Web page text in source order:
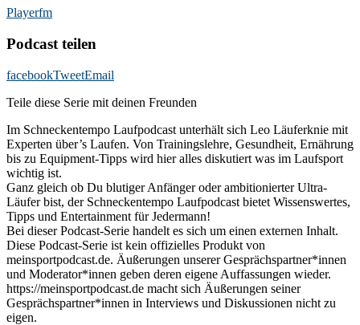
Playerfm
Podcast teilen
facebookTweetEmail
Teile diese Serie mit deinen Freunden
Im Schneckentempo Laufpodcast unterhält sich Leo Läuferknie mit
Experten über’s Laufen. Von Trainingslehre, Gesundheit, Ernährung
bis zu Equipment-Tipps wird hier alles diskutiert was im Laufsport
wichtig ist.
Ganz gleich ob Du blutiger Anfänger oder ambitionierter Ultra-
Läufer bist, der Schneckentempo Laufpodcast bietet Wissenswertes,
Tipps und Entertainment für Jedermann!
Bei dieser Podcast-Serie handelt es sich um einen externen Inhalt.
Diese Podcast-Serie ist kein offizielles Produkt von
meinsportpodcast.de. Äußerungen unserer Gesprächspartner*innen
und Moderator*innen geben deren eigene Auffassungen wieder.
https://meinsportpodcast.de macht sich Äußerungen seiner
Gesprächspartner*innen in Interviews und Diskussionen nicht zu
eigen.